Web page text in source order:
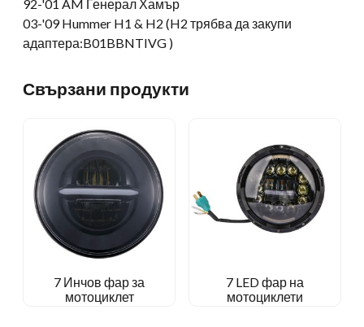
92-'01 AM Генерал Хамър
03-'09 Hummer H1 & H2 (H2 трябва да закупи
адаптера:B01BBNTIVG )
Свързани продукти
7 Инчов фар за
мотоциклет
7 LED фар на
мотоциклети